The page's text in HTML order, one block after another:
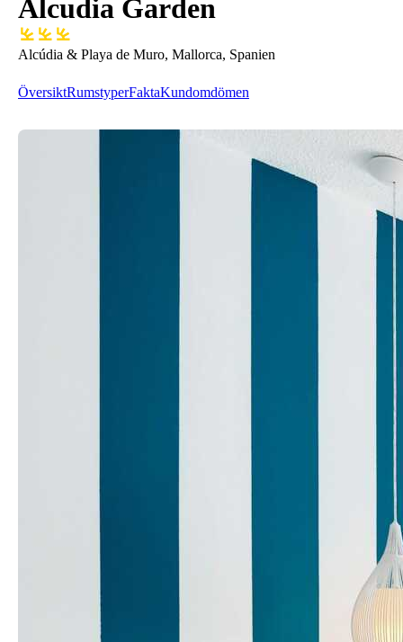
Alcudia Garden
Alcúdia & Playa de Muro, Mallorca, Spanien
ÖversiktRumstyperFaktaKundomdömen